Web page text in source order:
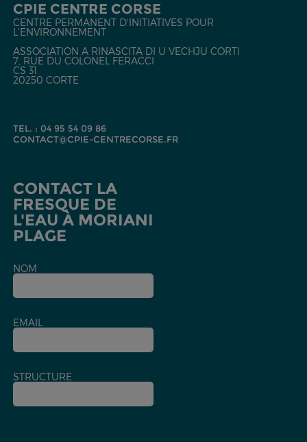
CPIE CENTRE CORSE
CENTRE PERMANENT D'INITIATIVES POUR
L'ENVIRONNEMENT
ASSOCIATION A RINASCITA DI U VECHJU CORTI
7, RUE DU COLONEL FERACCI
CS 31
20250 CORTE
TEL. : 04 95 54 09 86
CONTACT@CPIE-CENTRECORSE.FR
CONTACT LA
FRESQUE DE
L'EAU À MORIANI
PLAGE
NOM
EMAIL
STRUCTURE